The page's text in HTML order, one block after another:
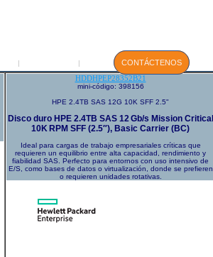
| | CONTÁCTENOS
HDDHPEP28352B21
mini-código: 398156
HPE 2.4TB SAS 12G 10K SFF 2.5"
Disco duro HPE 2.4TB SAS 12 Gb/s Mission Critical
10K RPM SFF (2.5″), Basic Carrier (BC)
Ideal para cargas de trabajo empresariales críticas que
requieren un equilibrio entre alta capacidad, rendimiento y
fiabilidad SAS. Perfecto para entornos con uso intensivo de
E/S, como bases de datos o virtualización, donde se prefieren
o requieren unidades rotativas.